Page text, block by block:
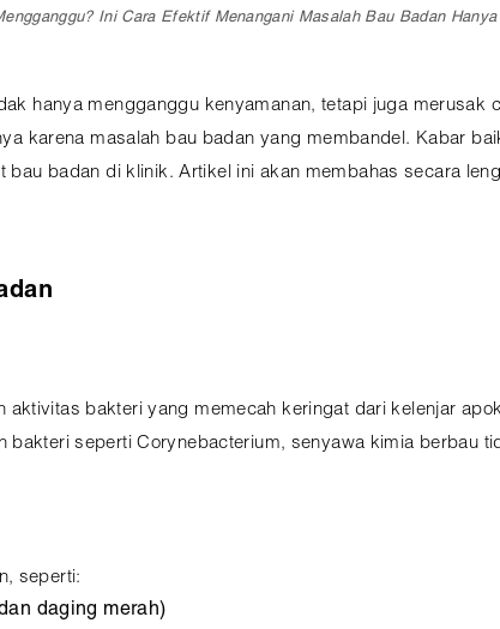
Ini Cara Efektif Menangani Masalah Bau Badan
hanya mengganggu kenyamanan, tetapi juga merusak
karena masalah bau badan yang membandel. Kabar
bau badan di klinik. Artikel ini akan membahas secara
bakteri yang memecah keringat dari kelenjar
seperti Corynebacterium, senyawa kimia berbau
seperti:
daging merah)